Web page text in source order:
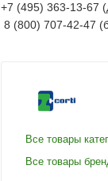
+7 (495) 363-13-67
8 (800) 707-42-47
Все товары
Все товары